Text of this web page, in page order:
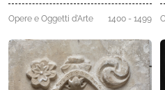
Opere e Oggetti d'Arte 1400 - 1499